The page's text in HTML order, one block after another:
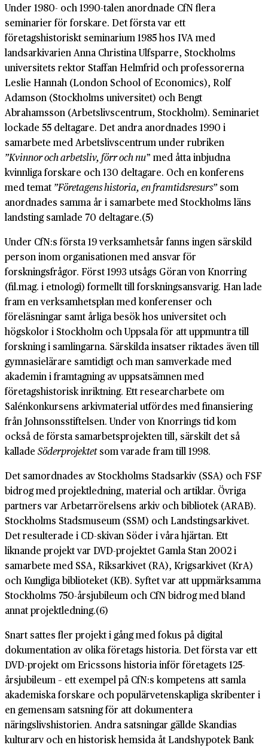
Under 1980- och 1990-talen anordnade CfN flera
seminarier för forskare. Det första var ett
företagshistoriskt seminarium 1985 hos IVA med
landsarkivarien Anna Christina Ulfsparre, Stockholms
universitets rektor Staffan Helmfrid och professorerna
Leslie Hannah (London School of Economics), Rolf
Adamson (Stockholms universitet) och Bengt
Abrahamsson (Arbetslivscentrum, Stockholm). Seminariet
lockade 55 deltagare. Det andra anordnades 1990 i
samarbete med Arbetslivscentrum under rubriken
”Kvinnor och arbetsliv, förr och nu” med åtta inbjudna
kvinnliga forskare och 130 deltagare. Och en konferens
med temat”Företagens historia, en framtidsresurs”som
anordnades samma år i samarbete med Stockholms läns
landsting samlade 70 deltagare.(5)
Under CfN:s första 19 verksamhetsår fanns ingen särskild
person inom organisationen med ansvar för
forskningsfrågor. Först 1993 utsågs Göran von Knorring
(fil.mag. i etnologi) formellt till forskningsansvarig. Han lade
fram en verksamhetsplan med konferenser och
föreläsningar samt årliga besök hos universitet och
högskolor i Stockholm och Uppsala för att uppmuntra till
forskning i samlingarna. Särskilda insatser riktades även till
gymnasielärare samtidigt och man samverkade med
akademin i framtagning av uppsatsämnen med
företagshistorisk inriktning. Ett researcharbete om
Salénkonkursens arkivmaterial utfördes med finansiering
från Johnsonsstiftelsen. Under von Knorrings tid kom
också de första samarbetsprojekten till, särskilt det så
kallade Söderprojektetsom varade fram till 1998.
Det samordnades av Stockholms Stadsarkiv (SSA) och FSF
bidrog med projektledning, material och artiklar. Övriga
partners var Arbetarrörelsens arkiv och bibliotek (ARAB).
Stockholms Stadsmuseum (SSM) och Landstingsarkivet.
Det resulterade i CD-skivan Söder i våra hjärtan. Ett
liknande projekt var DVD-projektet Gamla Stan 2002 i
samarbete med SSA, Riksarkivet (RA), Krigsarkivet (KrA)
och Kungliga biblioteket (KB). Syftet var att uppmärksamma
Stockholms 750-årsjubileum och CfN bidrog med bland
annat projektledning.(6)
Snart sattes fler projekt i gång med fokus på digital
dokumentation av olika företags historia. Det första var ett
DVD-projekt om Ericssons historia inför företagets 125-
årsjubileum – ett exempel på CfN:s kompetens att samla
akademiska forskare och populärvetenskapliga skribenter i
en gemensam satsning för att dokumentera
näringslivshistorien. Andra satsningar gällde Skandias
kulturarv och en historisk hemsida åt Landshypotek Bank